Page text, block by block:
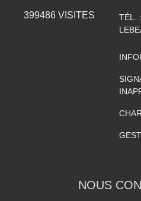
399486 VISITES TÉL. :
NOUS